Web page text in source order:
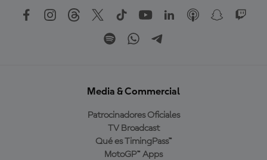
Media & Commercial
Patrocinadores Oficiales
TV Broadcast
Qué es TimingPass™
MotoGP™ Apps